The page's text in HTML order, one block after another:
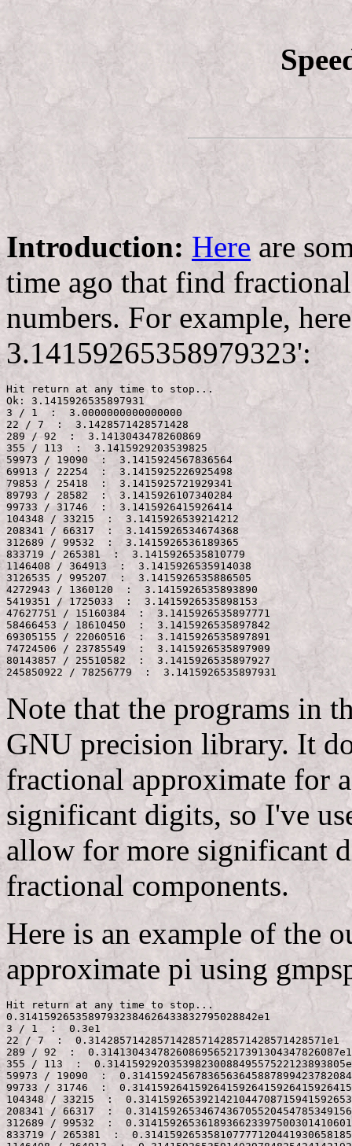
Introduction: Here are
time ago that find
numbers. For example,
3.14159265358979323':
Hit return at any time to stop...
Ok: 3.1415926535897931
3 / 1  :  3.0000000000000000
22 / 7  :  3.1428571428571428
289 / 92  :  3.1413043478260869
355 / 113  :  3.1415929203539825
59973 / 19090  :  3.1415924567836564
69913 / 22254  :  3.1415925226925498
79853 / 25418  :  3.1415925721929341
89793 / 28582  :  3.1415926107340284
99733 / 31746  :  3.1415926415926414
104348 / 33215  :  3.1415926539214212
208341 / 66317  :  3.1415926534674368
312689 / 99532  :  3.1415926536189365
833719 / 265381  :  3.1415926535810779
1146408 / 364913  :  3.1415926535914038
3126535 / 995207  :  3.1415926535886505
4272943 / 1360120  :  3.1415926535893890
5419351 / 1725033  :  3.1415926535898153
47627751 / 15160384  :  3.1415926535897771
58466453 / 18610450  :  3.1415926535897842
69305155 / 22060516  :  3.1415926535897891
74724506 / 23785549  :  3.1415926535897909
80143857 / 25510582  :  3.1415926535897927
Note that the programs in
GNU precision library. It
fractional approximate for
significant digits, so I've
allow for more significant
fractional components.
Here is an example of the
approximate pi using
Hit return at any time to stop...
0.31415926535897932384626433832795028842e1
3 / 1  :  0.3e1
22 / 7  :  0.31428571428571428571428571428571428571e1
289 / 92  :  0.31413043478260869565217391304347826087e1
355 / 113  :
59973 / 19090  :
99733 / 31746  :
104348 / 33215  :
208341 / 66317  :
312689 / 99532  :
833719 / 265381  :